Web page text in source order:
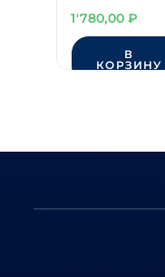
10м/25 мм
1'780,00₽
В
КОРЗИНУ